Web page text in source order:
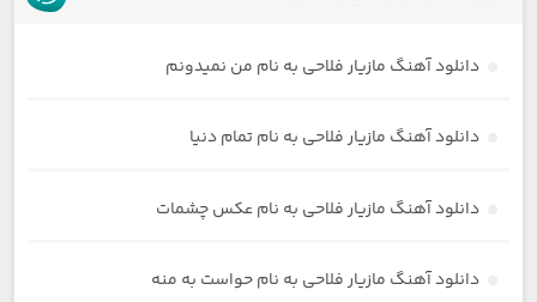
دانلود آهنگ مازیار فلاحی به نام من نمیدونم
دانلود آهنگ مازیار فلاحی به نام تمام دنیا
دانلود آهنگ مازیار فلاحی به نام عکس چشمات
دانلود آهنگ مازیار فلاحی به نام حواست به منه